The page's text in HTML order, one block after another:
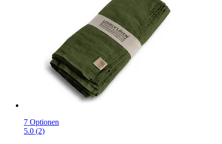
7 Optionen
5.0 (2)